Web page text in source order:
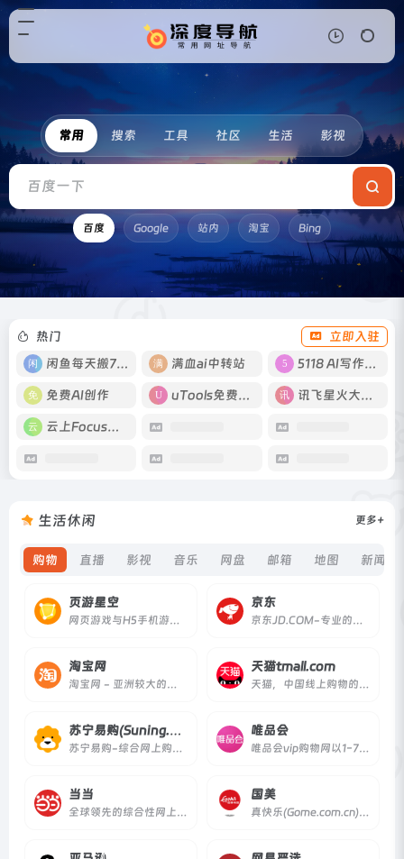
常用 搜索 工具 社区 生活 影视
百度 Google 站内 淘宝 Bing
热门
立即入驻
闲鱼每天搬700
满血ai中转站 5118 AI写作工具
免费AI创作 uTools免费工具箱 讯飞星火大模型
云上Focus接码
生活休闲
购物 直播 影视 音乐 网盘 邮箱 地图 新闻资
更多+
页游星空
网页游戏与H5手机游戏，以及游戏礼包、开服表、资讯、攻略、排行榜等相关讯息。
京东
京东JD.COM-专业的综合网上购物商城,销售家电、数码通讯、电脑、家居百货、服装服饰、母婴、图书、食品等数万个品牌优质商品.便捷、诚信的服务，为您提供愉悦的网上购物体验!
淘宝网
淘宝网 - 亚洲较大的网上交易平台，提供各类服饰、美容、家居、数码、话费/点卡充值… 数亿优质商品，同时提供担保交易(先收货后付款)等安全交易保障服务，并由商家提供退货承诺、破损补寄等消费者保障服务，让你安心享受网上购物乐趣！
天猫tmall.com
天猫，中国线上购物的地标网站，亚洲超大的综合性购物平台，拥有10万多品牌商家。每日发布大量国内外商品！正品网购，上天猫！天猫千万大牌正品,品类全，一站购，支付安全，退换无忧！理想生活上天猫!
苏宁易购(Suning.com)
苏宁易购-综合网上购物平台，商品涵盖家电、手机、电脑、超市、母婴、服装、百货、海外购等品类。送货更准时、价格更超值、上新货更快，正品行货、全国联保、可门店自提，全网更低价，让您放心去喜欢！
唯品会
唯品会vip购物网以1-7折超低折扣对全球各大品牌进行限时特卖，商品囊括服装、化妆品、家居、奢侈品等上千品牌。100%正品、低价、货到付款、7天无理由退货。
当当
全球领先的综合性网上购物中心。超过100万种商品在线热销！图书、音像、母婴、美妆、家居、数码3C、服装、鞋包等几十大类，正品行货，低至2折，700多城市货到付款，（全场购物满59元免运费。当当网一贯秉承提升顾客体验的承诺，自助退换货便捷又放心）。
国美
真快乐(Gome.com.cn)国美电器唯一官方网上商城，中国领先的专业家电网购平台.全球品牌电视、洗衣机、电脑、手机、数码、空调、电脑配件、生活电器、网络产品等正品行货，更低价格，更快送达，为您提供便捷、诚信的服务.